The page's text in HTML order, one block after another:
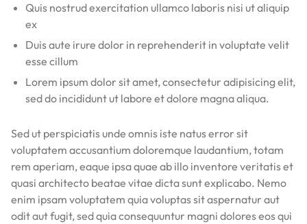
Quis nostrud exercitation ullamco laboris nisi ut aliquip
ex
Duis aute irure dolor in reprehenderit in voluptate velit
esse cillum
Lorem ipsum dolor sit amet, consectetur adipisicing elit,
sed do incididunt ut labore et dolore magna aliqua.
Sed ut perspiciatis unde omnis iste natus error sit
voluptatem accusantium doloremque laudantium, totam
rem aperiam, eaque ipsa quae ab illo inventore veritatis et
quasi architecto beatae vitae dicta sunt explicabo. Nemo
enim ipsam voluptatem quia voluptas sit aspernatur aut
odit aut fugit, sed quia consequuntur magni dolores eos qui